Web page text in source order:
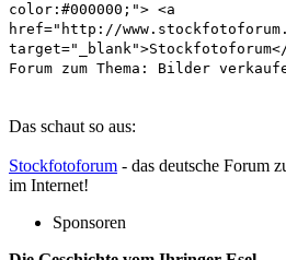
color:#000000;"> <a
href="http://
Forum zum Thema: Bilder
Das schaut so aus:
Stockfotoforum - das deutsche Forum
im Internet!
Sponsoren